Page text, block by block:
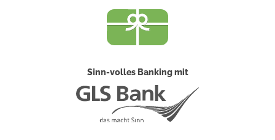
Sinn-volles Banking mit